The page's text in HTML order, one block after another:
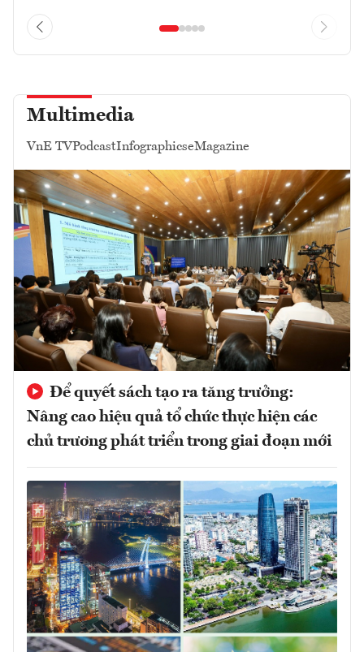
Multimedia
VnE TVPodcastInfographicseMagazine
Để quyết sách tạo ra tăng trưởng:
Nâng cao hiệu quả tổ chức thực hiện các
chủ trương phát triển trong giai đoạn mới